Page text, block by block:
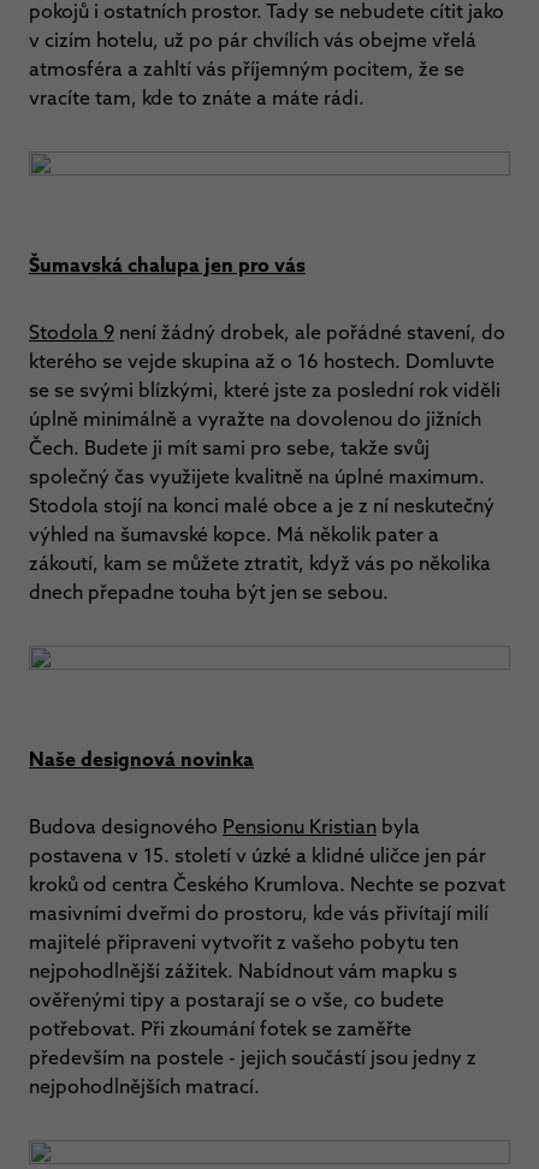
pokojů i ostatních prostor. Tady se nebudete cítit jako
v cizím hotelu, už po pár chvílích vás obejme vřelá
atmosféra a zahltí vás příjemným pocitem, že se
vracíte tam, kde to znáte a máte rádi.
Šumavská chalupa jen pro vás
Stodola 9 není žádný drobek, ale pořádné stavení, do
kterého se vejde skupina až o 16 hostech. Domluvte
se se svými blízkými, které jste za poslední rok viděli
úplně minimálně a vyražte na dovolenou do jižních
Čech. Budete ji mít sami pro sebe, takže svůj
společný čas využijete kvalitně na úplné maximum.
Stodola stojí na konci malé obce a je z ní neskutečný
výhled na šumavské kopce. Má několik pater a
zákoutí, kam se můžete ztratit, když vás po několika
dnech přepadne touha být jen se sebou.
Naše designová novinka
Budova designového Pensionu Kristian byla
postavena v 15. století v úzké a klidné uličce jen pár
kroků od centra Českého Krumlova. Nechte se pozvat
masivními dveřmi do prostoru, kde vás přivítají milí
majitelé připraveni vytvořit z vašeho pobytu ten
nejpohodlnější zážitek. Nabídnout vám mapku s
ověřenými tipy a postarají se o vše, co budete
potřebovat. Při zkoumání fotek se zaměřte
především na postele - jejich součástí jsou jedny z
nejpohodlnějších matrací.